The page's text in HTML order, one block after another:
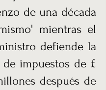
de una década
mientras el
defiende la
de impuestos de £
después de